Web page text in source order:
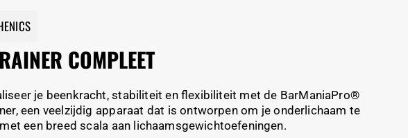
COMPLEET
je beenkracht, stabiliteit en flexibiliteit met de BarManiaPro®
een veelzijdig apparaat dat is ontworpen om je onderlichaam te
een breed scala aan lichaamsgewichtoefeningen.